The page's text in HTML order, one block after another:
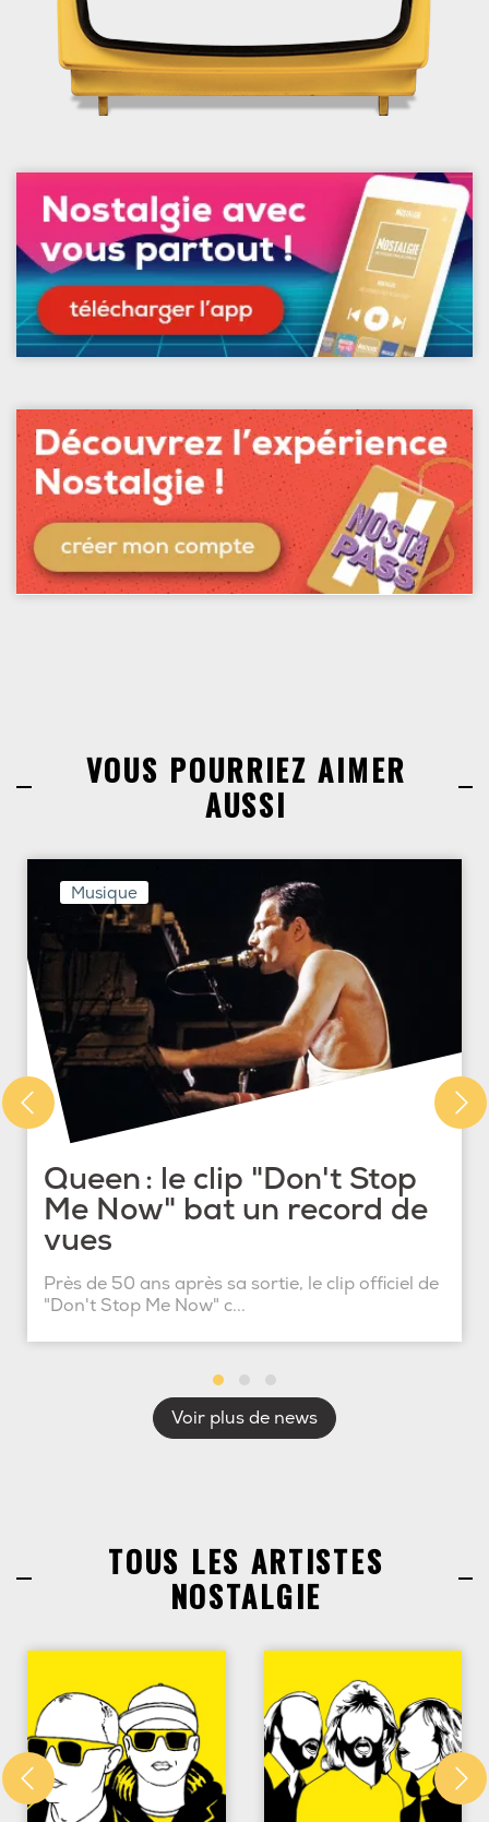
VOUS POURRIEZ AIMER
AUSSI
Musique
Queen : le clip "Don't Stop
Me Now" bat un record de
vues
Près de 50 ans après sa sortie, le clip officiel de
"Don't Stop Me Now" c...
Voir plus de news
TOUS LES ARTISTES
NOSTALGIE